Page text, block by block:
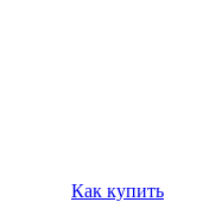
Как купить